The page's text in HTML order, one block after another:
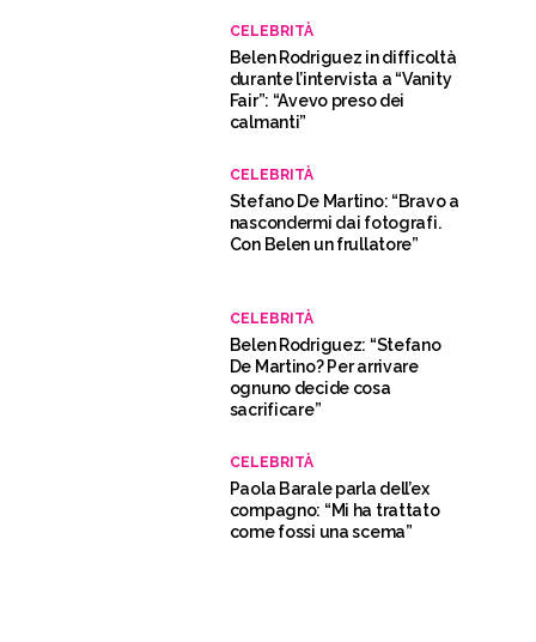
CELEBRITÀ
Belen Rodriguez in difficoltà
durante l’intervista a “Vanity
Fair”: “Avevo preso dei
calmanti”
CELEBRITÀ
Stefano De Martino: “Bravo a
nascondermi dai fotografi.
Con Belen un frullatore”
CELEBRITÀ
Belen Rodriguez: “Stefano
De Martino? Per arrivare
ognuno decide cosa
sacrificare”
CELEBRITÀ
Paola Barale parla dell’ex
compagno: “Mi ha trattato
come fossi una scema”